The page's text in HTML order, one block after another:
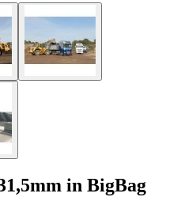
in BigBag